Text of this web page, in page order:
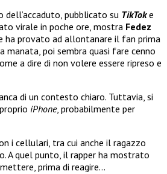
dell’accaduto, pubblicato su TikToke
virale in poche ore, mostra Fedez
ha provato ad allontanare il fan prima
manata, poi sembra quasi fare cenno
a dire di non volere essere ripreso e
di un contesto chiaro. Tuttavia, si
iPhone, probabilmente per
i cellulari, tra cui anche il ragazzo
A quel punto, il rapper ha mostrato
prima di reagire…